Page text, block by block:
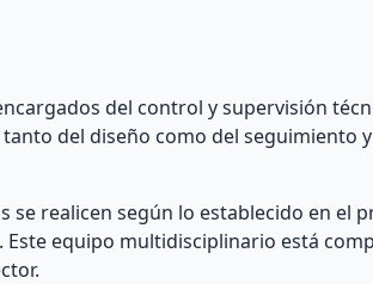
del control y supervisión
del diseño como del seguimiento
realicen según lo establecido en el
equipo multidisciplinario está